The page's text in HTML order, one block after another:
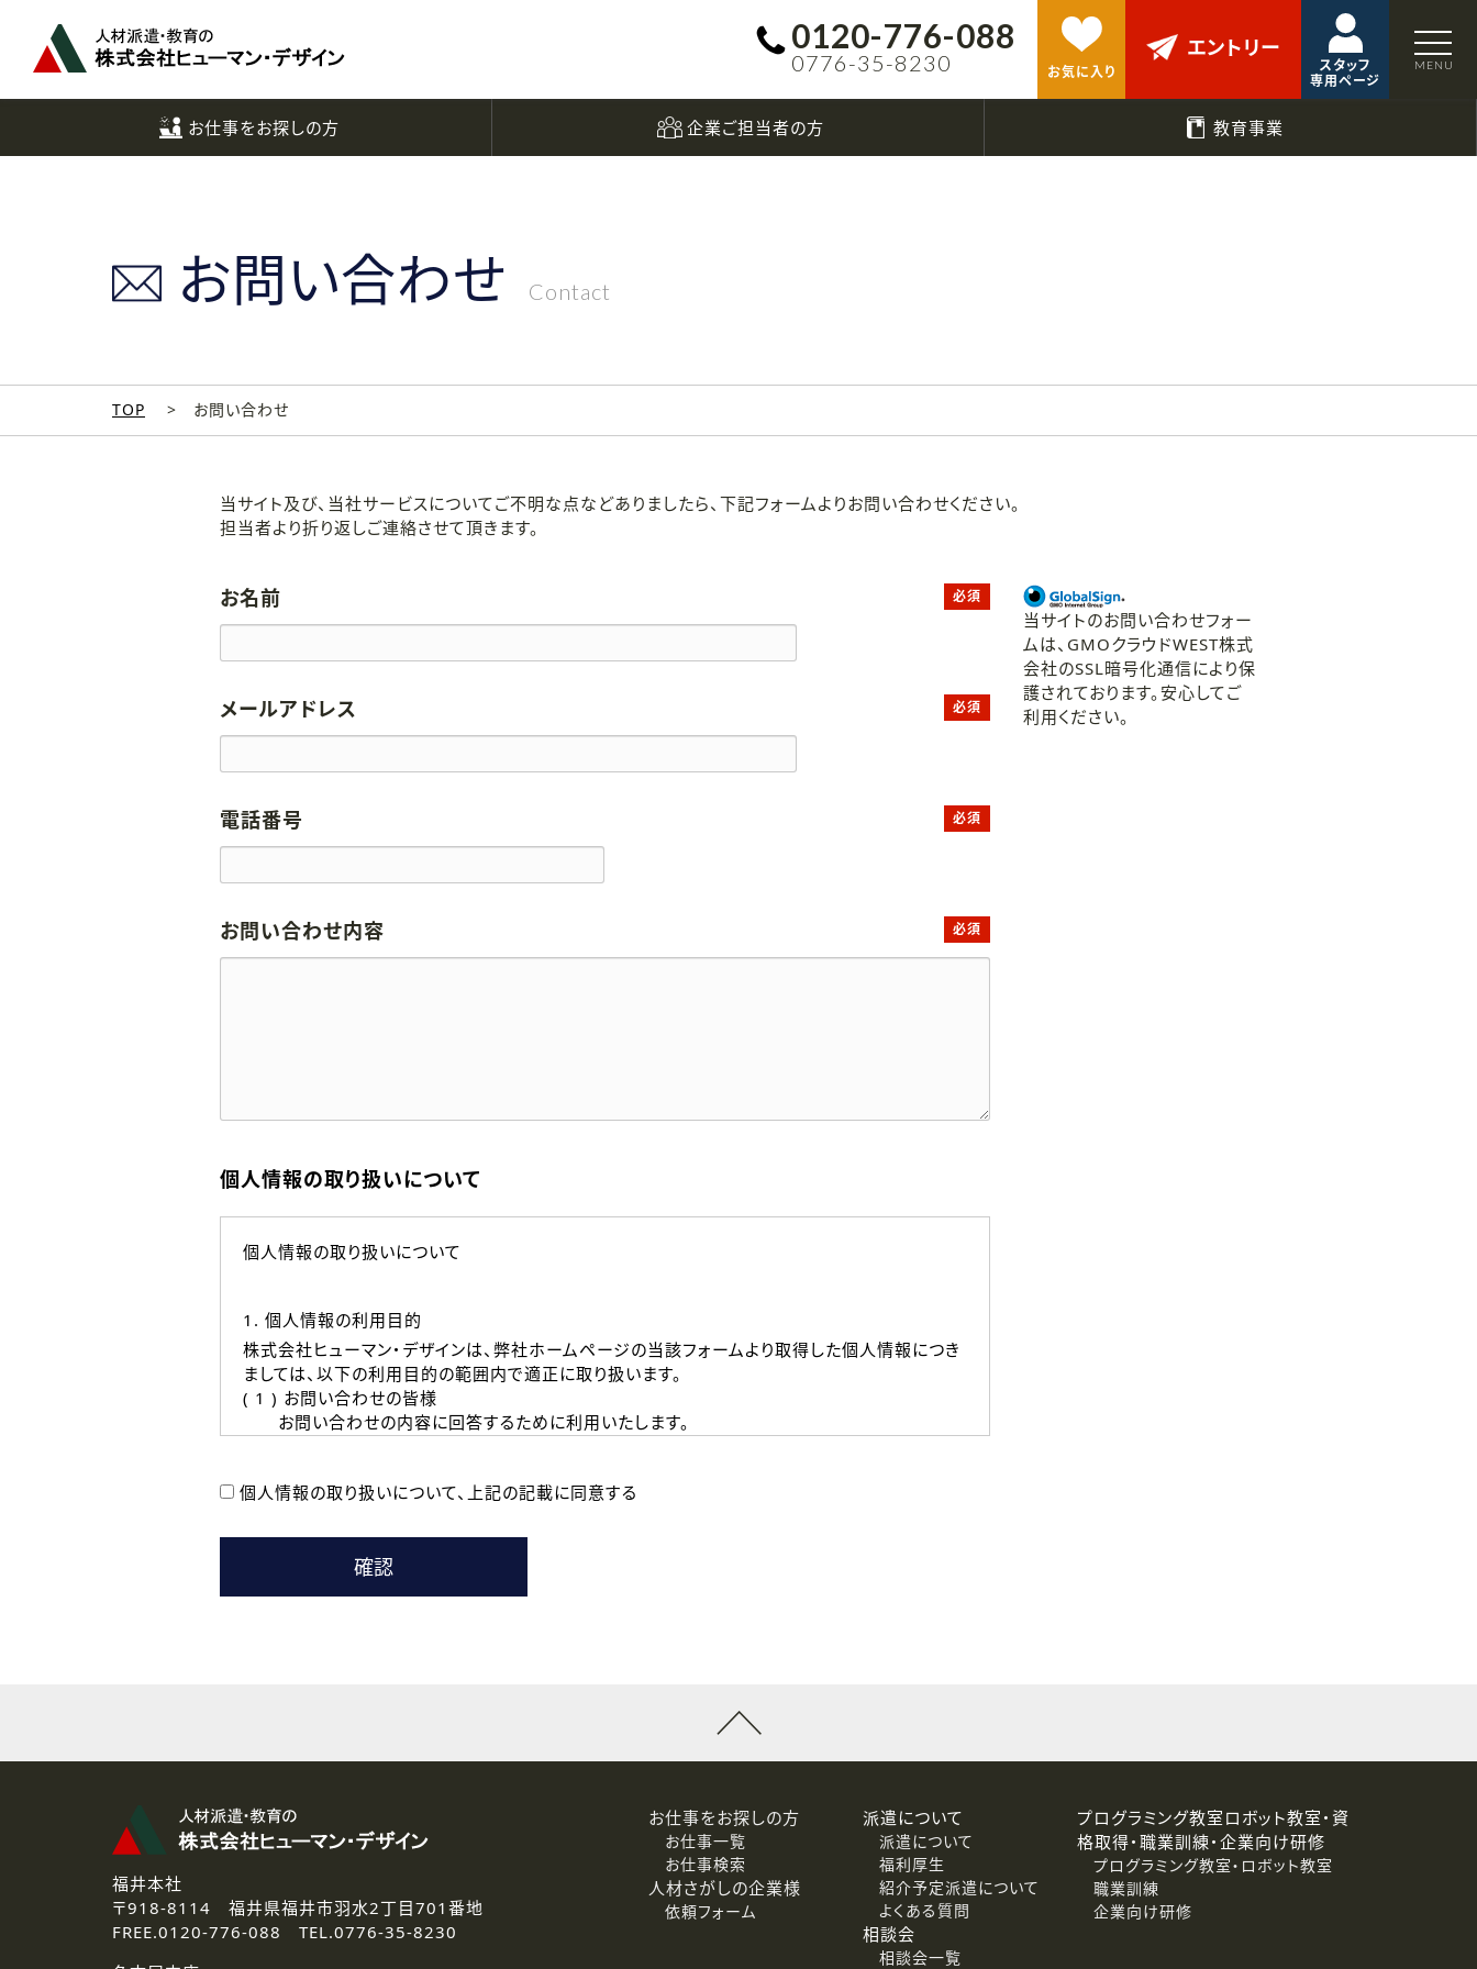
0120-776-088
0776-35-8230 お気に入り
エントリー
スタッフ
専用ページ
お仕事をお探しの方 企業ご担当者の方 教育事業
お問い合わせ Contact
TOP お問い合わせ
当サイト及び、当社サービスについてご不明な点などありましたら、下記フォームよりお問い合わせください。
担当者より折り返しご連絡させて頂きます。
お名前 必須
メールアドレス 必須
電話番号 必須
お問い合わせ内容 必須
個人情報の取り扱いについて
個人情報の取り扱いについて
1. 個人情報の利用目的
株式会社ヒューマン・デザインは、弊社ホームページの当該フォームより取得した個人情報につき
ましては、以下の利用目的の範囲内で適正に取り扱います。
( 1 ) お問い合わせの皆様
お問い合わせの内容に回答するために利用いたします。
本登録に関するご連絡および本登録時の参考情報として利用いたします。
( 3 ) スタッフ派遣を検討されている企業の皆様
お問い合わせの内容に回答するために利用いたします。
なお、ご連絡手段は、電話・Ｅメールのいずれかの方法といたします。
ご提供いただいた個人情報は、法令等の規定に従う場合を除き、ご本人の同意を得ずに第三者に
3.個人情報の取り扱いの委託
弊社の定める個人情報保護の評価基準を満たした委託先に、個人情報を委託する場合がありま
4.個人情報の開示等について
ご提供いただいた個人情報の開示等（利用目的の通知、開示、訂正、追加または削除、利用の停
個人情報の取り扱いについて、 上記の記載に同意する
当サイトのお問い合わせフォー
ムは、GMOクラウドWEST株式
会社のSSL暗号化通信により保
護されております。安心してご
利用ください。
へ
福井本社
〒918-8114 福井県福井市羽水2丁目701番地
FREE.0120-776-088 TEL.0776-35-8230
お仕事をお探しの方
お仕事一覧
お仕事検索
人材さがしの企業様
依頼フォーム
派遣について
派遣について
福利厚生
紹介予定派遣について
よくある質問
相談会
相談会一覧
プログラミング教室ロボット教室・資
格取得・職業訓練・企業向け研修
プログラミング教室・ロボット教室
職業訓練
企業向け研修